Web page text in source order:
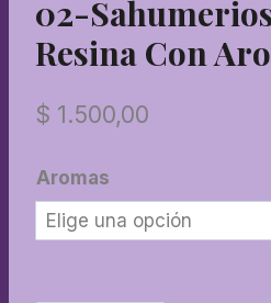
02-
Resina Con
$ 1.500,00
Aromas